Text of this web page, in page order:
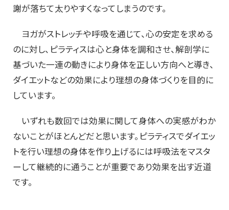
謝が落ちて太りやすくなってしまうのです。
ヨガがストレッチや呼吸を通じて、心の安定を求める
のに対し、ピラティスは心と身体を調和させ、解剖学に
基づいた一連の動きにより身体を正しい方向へと導き、
ダイエットなどの効果により理想の身体づくりを目的に
しています。
いずれも数回では効果に関して身体への実感がわか
ないことがほとんどだと思います。ピラティスでダイエッ
トを行い理想の身体を作り上げるには呼吸法をマスタ
ーして継続的に通うことが重要であり効果を出す近道
です。